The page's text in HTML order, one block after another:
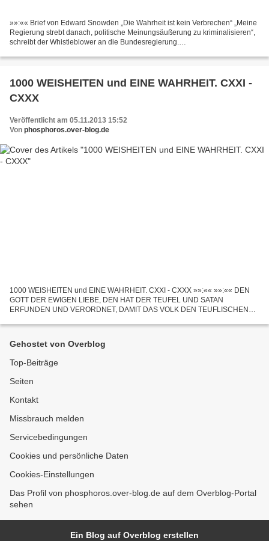
»»:«« Brief von Edward Snowden „Die Wahrheit ist kein Verbrechen“ „Meine
Regierung strebt danach, politische Meinungsäußerung zu kriminalisieren“,
schreibt der Whistleblower an die Bundesregierung.
1000 WEISHEITEN und EINE WAHRHEIT. CXXI -
CXXX
Veröffentlicht am 05.11.2013 15:52
Von phosphoros.over-blog.de
1000 WEISHEITEN und EINE WAHRHEIT. CXXI - CXXX »»:«« »»:«« DEN
GOTT DER EWIGEN LIEBE, DEN HAT DER TEUFEL UND SATAN
ERFUNDEN UND VERORDNET, DAMIT DAS VOLK DEN TEUFLISCHEN
GERECHTIGKEIT. Die...
Gehostet von Overblog
Top-Beiträge
Seiten
Kontakt
Missbrauch melden
Servicebedingungen
Cookies und persönliche Daten
Cookies-Einstellungen
Das Profil von phosphoros.over-blog.de auf dem Overblog-Portal
sehen
Ein Blog auf Overblog erstellen